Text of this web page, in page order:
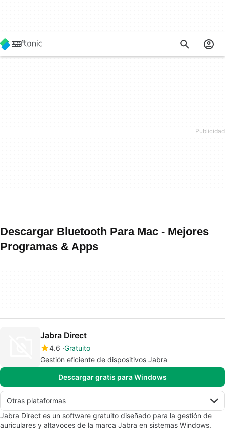
Descargar Bluetooth Para Mac - Mejores
Programas & Apps
Jabra Direct
4.6 Gratuito
Gestión eficiente de dispositivos Jabra
Descargar gratis para Windows
Otras plataformas
Jabra Direct es un software gratuito diseñado para la gestión de
auriculares y altavoces de la marca Jabra en sistemas Windows.